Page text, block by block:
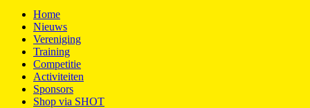
Home
Nieuws
Vereniging
Training
Competitie
Activiteiten
Sponsors
Shop via SHOT